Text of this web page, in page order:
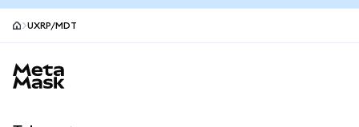
UXRP/MDT